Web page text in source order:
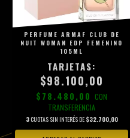
PERFUME ARMAF CLUB DE
NUIT WOMAN EDP FEMENINO
105ML
$98.100,00
$78.480,00 CON
TRANSFERENCIA
3CUOTAS SIN INTERÉS DE $32.700,00